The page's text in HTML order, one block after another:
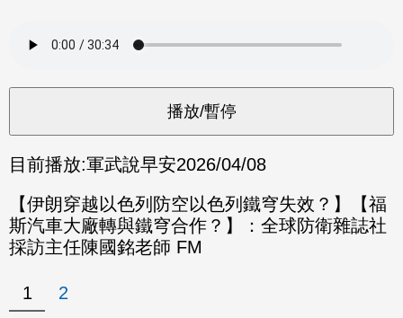
目前播放:軍武說早安2026/04/08
【伊朗穿越以色列防空以色列鐵穹失效？】【福
斯汽車大廠轉與鐵穹合作？】：全球防衛雜誌社
採訪主任陳國銘老師 FM
1 2